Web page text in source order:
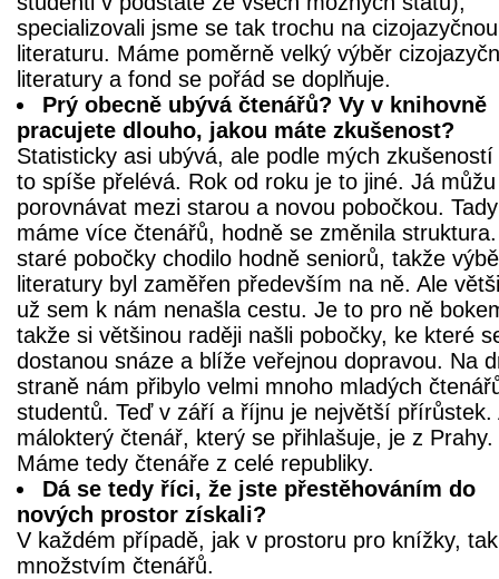
specializovali jsme se tak trochu na cizojazyčnou
literaturu. Máme poměrně velký výběr
literatury a fond se pořád se doplňuje.
Prý obecně ubývá čtenářů? Vy v knihovně
pracujete dlouho, jakou máte zkušenost?
Statisticky asi ubývá, ale podle mých zkušeností
to spíše přelévá. Rok od roku je to jiné. Já můžu
porovnávat mezi starou a novou pobočkou. Tady
máme více čtenářů, hodně se změnila
staré pobočky chodilo hodně seniorů, takže
literatury byl zaměřen především na ně. Ale
už sem k nám nenašla cestu. Je to pro ně
takže si většinou raději našli pobočky, ke které
dostanou snáze a blíže veřejnou dopravou. Na
straně nám přibylo velmi mnoho mladých
studentů. Teď v září a říjnu je největší přírůstek.
málokterý čtenář, který se přihlašuje, je z Prahy.
Máme tedy čtenáře z celé republiky.
Dá se tedy říci, že jste přestěhováním do
nových prostor získali?
V každém případě, jak v prostoru pro knížky,
množstvím čtenářů.